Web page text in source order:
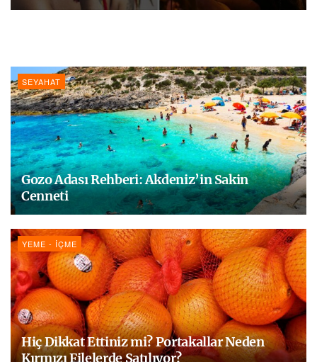
SEYAHAT
Gozo Adası Rehberi: Akdeniz’in Sakin
Cenneti
YEME - İÇME
Hiç Dikkat Ettiniz mi? Portakallar Neden
Kırmızı Filelerde Satılıyor?